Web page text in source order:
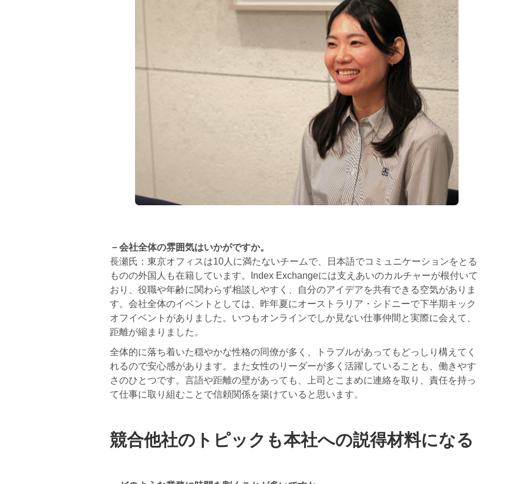
－会社全体の雰囲気はいかがですか。
長瀬氏：東京オフィスは10人に満たないチームで、日本語でコミュニケーションをとる
ものの外国人も在籍しています。Index Exchangeには支えあいのカルチャーが根付いて
おり、役職や年齢に関わらず相談しやすく、自分のアイデアを共有できる空気がありま
す。会社全体のイベントとしては、昨年夏にオーストラリア・シドニーで下半期キック
オフイベントがありました。いつもオンラインでしか見ない仕事仲間と実際に会えて、
距離が縮まりました。
全体的に落ち着いた穏やかな性格の同僚が多く、トラブルがあってもどっしり構えてく
れるので安心感があります。また女性のリーダーが多く活躍していることも、働きやす
さのひとつです。言語や距離の壁があっても、上司とこまめに連絡を取り、責任を持っ
て仕事に取り組むことで信頼関係を築けていると思います。
競合他社のトピックも本社への説得材料になる